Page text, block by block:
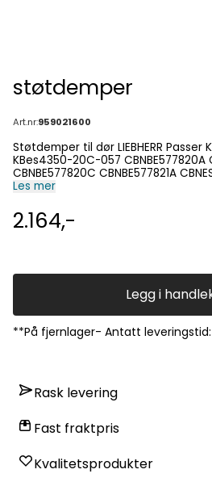
støtdemper
Art.nr:959021600
Støtdemper til dør LIEBHERR Passer KBES 4350-20C
KBes4350-20C-057 CBNBE577820A CBNBE577820B
CBNBE577820C CBNBE577821A CBNES489820A
CBNES489820B CBNES489820C CBNES489821B
CBNIES485820A
Les mer
2.164,-
Legg i
**På fjernlager- Antatt
Rask levering
Fast fraktpris
Kvalitetsprodukter